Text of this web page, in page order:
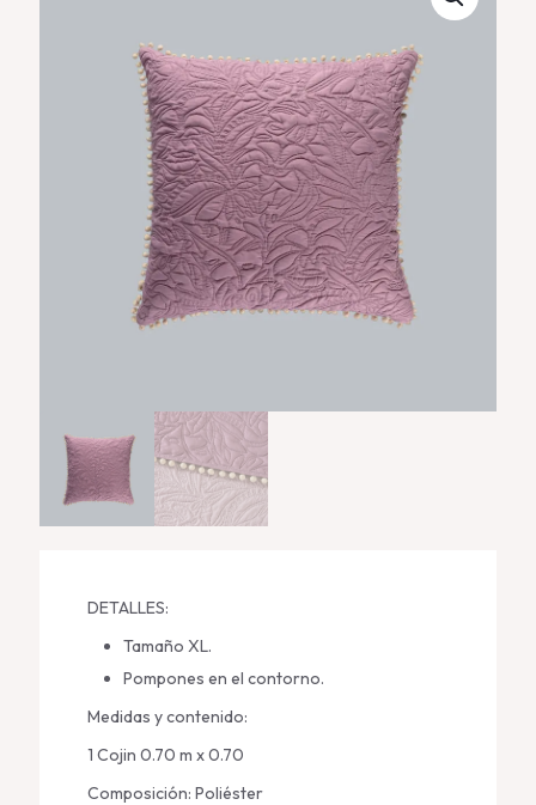
DETALLES:
Tamaño XL.
Pompones en el contorno.
Medidas y contenido:
1 Cojin 0.70 m x 0.70
Composición: Poliéster